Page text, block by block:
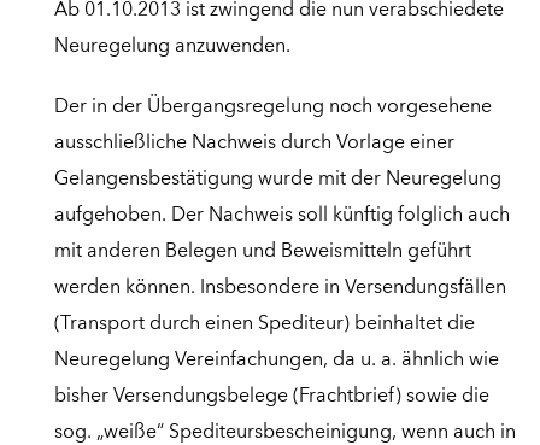
Ab 01.10.2013 ist zwingend die nun verabschiedete
Neuregelung anzuwenden.
Der in der Übergangsregelung noch vorgesehene
ausschließliche Nachweis durch Vorlage einer
Gelangensbestätigung wurde mit der Neuregelung
aufgehoben. Der Nachweis soll künftig folglich auch
mit anderen Belegen und Beweismitteln geführt
werden können. Insbesondere in Versendungsfällen
(Transport durch einen Spediteur) beinhaltet die
Neuregelung Vereinfachungen, da u. a. ähnlich wie
bisher Versendungsbelege (Frachtbrief) sowie die
sog. „weiße“ Spediteursbescheinigung, wenn auch in